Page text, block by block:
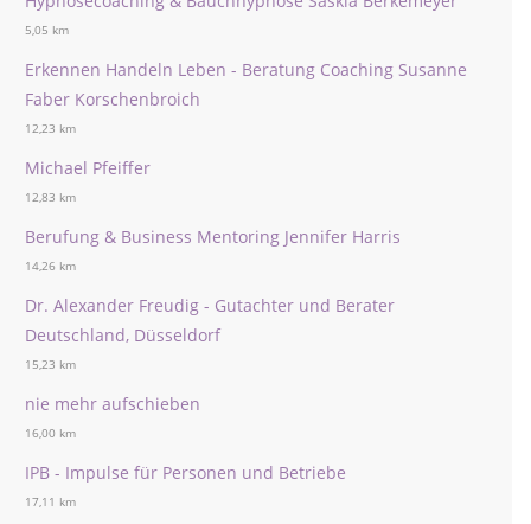
5,05 km
Erkennen Handeln Leben - Beratung Coaching Susanne
Faber Korschenbroich
12,23 km
Michael Pfeiffer
12,83 km
Berufung & Business Mentoring Jennifer Harris
14,26 km
Dr. Alexander Freudig - Gutachter und Berater
Deutschland, Düsseldorf
15,23 km
nie mehr aufschieben
16,00 km
IPB - Impulse für Personen und Betriebe
17,11 km